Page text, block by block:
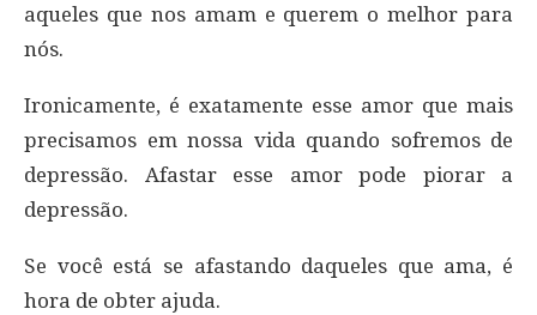
aqueles que nos amam e querem o melhor para
nós.
Ironicamente, é exatamente esse amor que mais
precisamos em nossa vida quando sofremos de
depressão. Afastar esse amor pode piorar a
depressão.
Se você está se afastando daqueles que ama, é
hora de obter ajuda.